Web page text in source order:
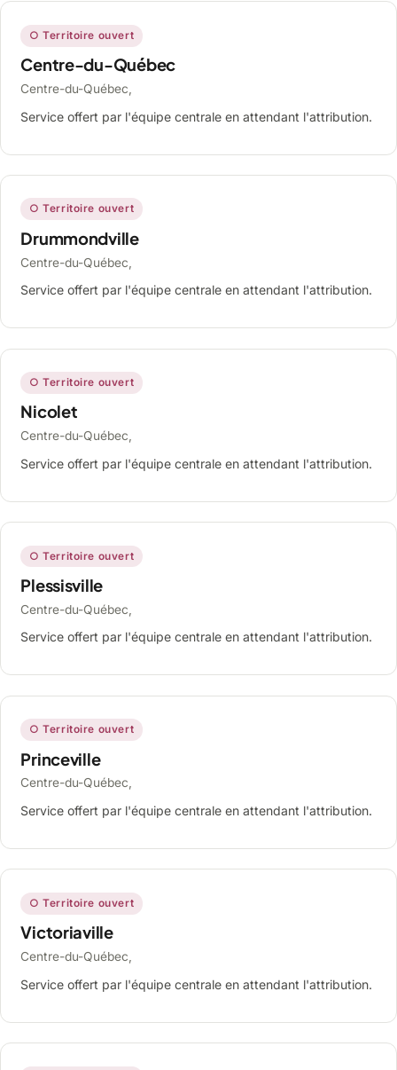
○ Territoire ouvert
Centre-du-Québec
Centre-du-Québec,
Service offert par l'équipe centrale en attendant l'attribution.
○ Territoire ouvert
Drummondville
Centre-du-Québec,
Service offert par l'équipe centrale en attendant l'attribution.
○ Territoire ouvert
Nicolet
Centre-du-Québec,
Service offert par l'équipe centrale en attendant l'attribution.
○ Territoire ouvert
Plessisville
Centre-du-Québec,
Service offert par l'équipe centrale en attendant l'attribution.
○ Territoire ouvert
Princeville
Centre-du-Québec,
Service offert par l'équipe centrale en attendant l'attribution.
○ Territoire ouvert
Victoriaville
Centre-du-Québec,
Service offert par l'équipe centrale en attendant l'attribution.